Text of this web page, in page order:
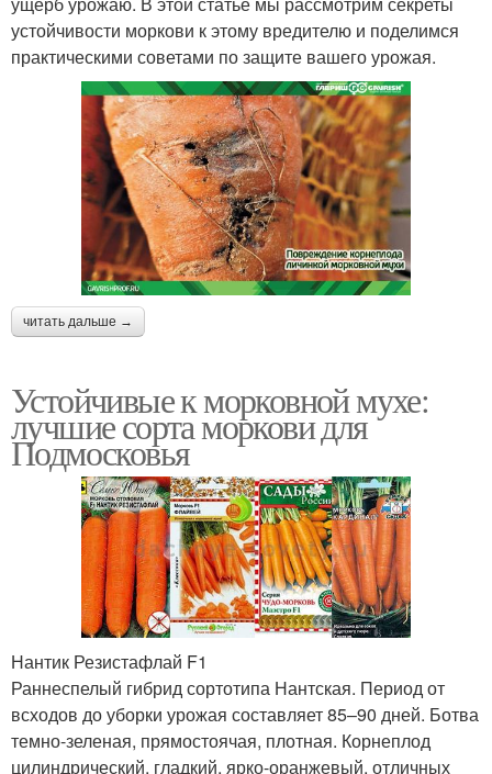
устойчивости моркови к этому вредителю и поделимся
практическими советами по защите вашего урожая.
читать дальше →
Устойчивые к морковной мухе:
лучшие сорта моркови для
Подмосковья
Нантик Резистафлай F1
Раннеспелый гибрид сортотипа Нантская. Период от
всходов до уборки урожая составляет 85–90 дней. Ботва
темно-зеленая, прямостоячая, плотная. Корнеплод
цилиндрический, гладкий, ярко-оранжевый, отличных